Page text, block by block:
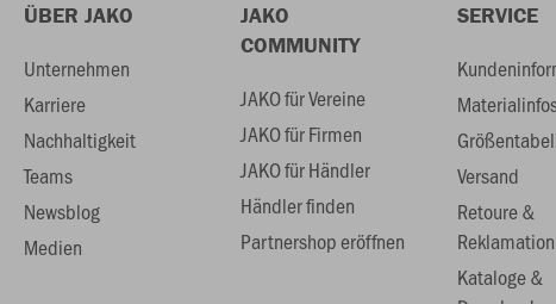
ÜBER JAKO
Unternehmen
Karriere
Nachhaltigkeit
Teams
Newsblog
Medien
JAKO
COMMUNITY
JAKO für Vereine
JAKO für Firmen
JAKO für Händler
Händler finden
Partnershop eröffnen
SERVICE
Versand
Retoure &
Reklamation
Kataloge &